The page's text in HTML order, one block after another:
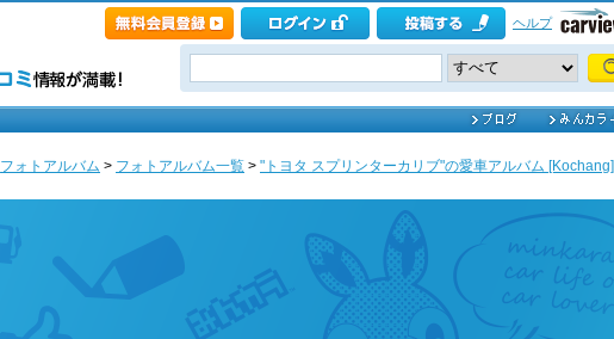
ヘルプ
フォトアルバム > フォトアルバム一覧 > "トヨタ スプリンターカリブ"の愛車アルバム [Kochang]